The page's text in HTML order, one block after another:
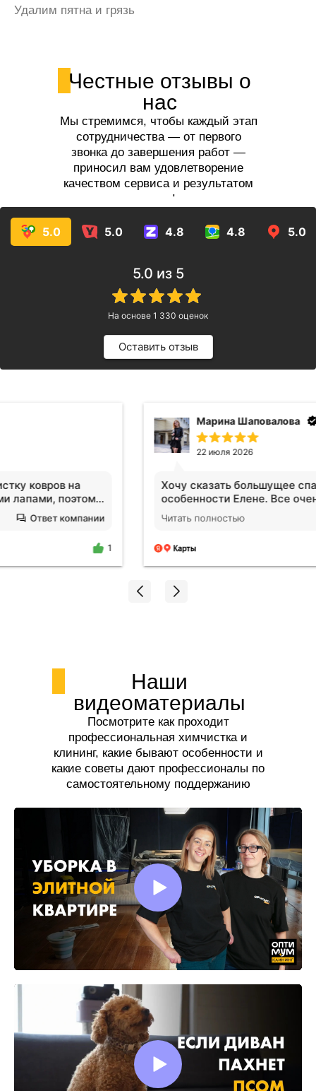
Устраним неприятные запахи
Честные отзывы о
нас
Мы стремимся, чтобы каждый этап
сотрудничества — от первого
звонка до завершения работ —
приносил вам удовлетворение
качеством сервиса и результатом
услуг!
5.0 5.0 4.8 4.8 5.0
5.0 из 5
На основе 1 330 оценок
Оставить отзыв
Марина Шаповалова
Хочу сказать большущее спасибо компании и в
особенности Елене. Все очень чисто! Был ремонт в
ванной, и вся студия была в пыли. Я пришла и
просто афигела от чистого воздуха!!! Просто
Читать полностью Ответ компании
Наши
видеоматериалы
Посмотрите как проходит
профессиональная химчистка и
клининг, какие бывают особенности и
какие советы дают профессионалы по
самостоятельному поддержанию